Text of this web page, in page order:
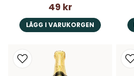
49 kr
LÄGG I VARUKORGEN